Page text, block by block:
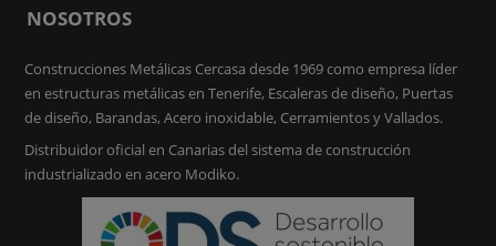
NOSOTROS
Construcciones Metálicas Cercasa desde 1969 como empresa líder
en estructuras metálicas en Tenerife, Escaleras de diseño, Puertas
de diseño, Barandas, Acero inoxidable, Cerramientos y Vallados.
Distribuidor oficial en Canarias del sistema de construcción
industrializado en acero Modiko.